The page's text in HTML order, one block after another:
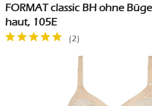
FORMAT classic BH ohne
haut, 105E
(2)